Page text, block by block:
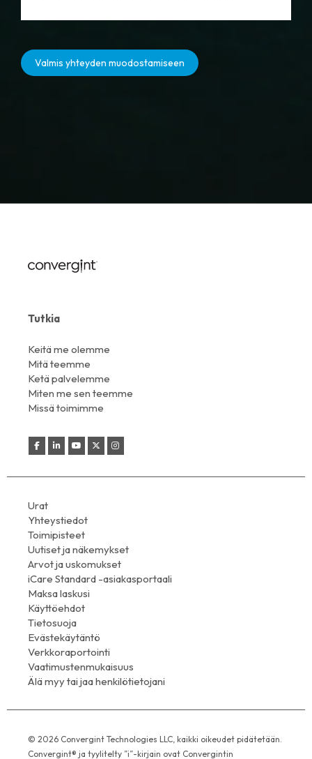
Valmis yhteyden muodostamiseen
Tutkia
Keitä me olemme
Mitä teemme
Ketä palvelemme
Miten me sen teemme
Missä toimimme
Urat
Yhteystiedot
Toimipisteet
Uutiset ja näkemykset
Arvot ja uskomukset
iCare Standard -asiakasportaali
Maksa laskusi
Käyttöehdot
Tietosuoja
Evästekäytäntö
Verkkoraportointi
Vaatimustenmukaisuus
Älä myy tai jaa henkilötietojani
© 2026 Convergint Technologies LLC, kaikki oikeudet pidätetään.
Convergint® ja tyylitelty ”i”-kirjain ovat Convergintin